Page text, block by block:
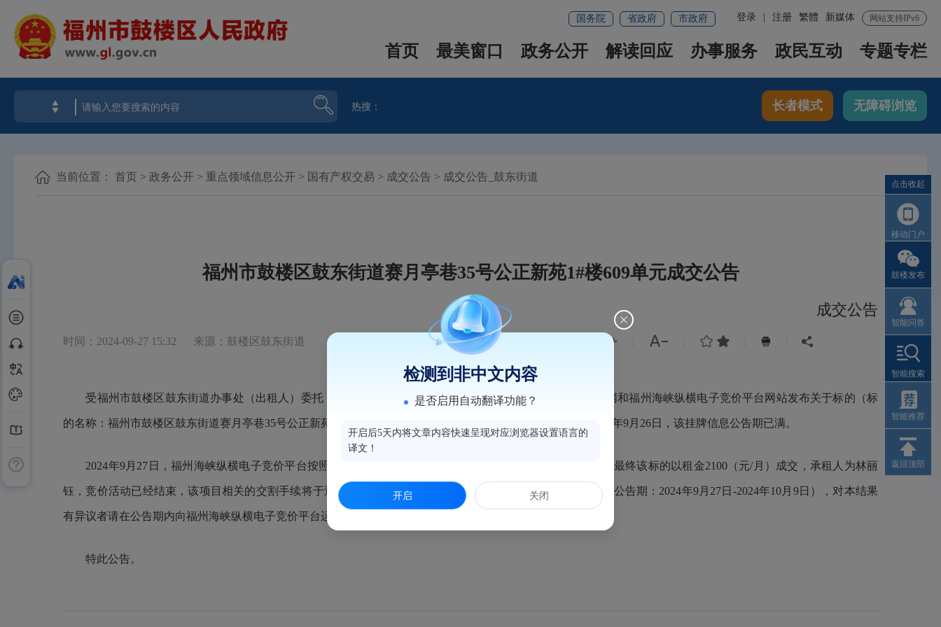
网站支持IPv6
新媒体
繁體
登录 注册
国务院 省政府 市政府
首页 最美窗口 政务公开 解读回应 办事服务 政民互动 专题专栏
热搜： 长者模式 无障碍浏览
当前位置： 首页 > 政务公开 > 重点领域信息公开 > 国有产权交易 > 成交公告 > 成交公告_鼓东街道
福州市鼓楼区鼓东街道赛月亭巷35号公正新苑1#楼609单元成交公告
成交公告
时间：2024-09-27 15:32 来源：鼓楼区鼓东街道      
受福州市鼓楼区鼓东街道办事处（出租人）委托，福州海峡纵横电子竞价平台运营中心已分别在福州新闻网和福州海峡纵横电子竞价平台网站发布关于标的（标
的名称：福州市鼓楼区鼓东街道赛月亭巷35号公正新苑1#楼609单元，项目编号：240628433）招租公告。至2024年9月26日，该挂牌信息公告期已满。
2024年9月27日，福州海峡纵横电子竞价平台按照《国有资产公开招租办理规程（试行）》组织电子竞价。最终该标的以租金2100（元/月）成交，承租人为林丽
钰，竞价活动已经结束，该项目相关的交割手续将于近期办理。现将本次竞价结果进行公告，公告5个工作日（公告期：2024年9月27日-2024年10月9日），对本结果
有异议者请在公告期内向福州海峡纵横电子竞价平台运营中心署名反映。
特此公告。
点击收起
移动门户
鼓楼发布
智能问答
智能搜索
智能推荐
返回顶部
检测到非中文内容
是否启用自动翻译功能？
开启后5天内将文章内容快速呈现对应浏览器设置语言的
译文！
开启 关闭